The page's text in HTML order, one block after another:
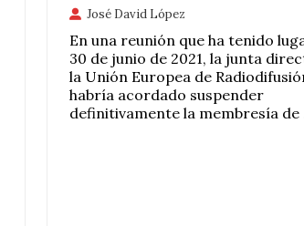
José David López
En una reunión que ha tenido
30 de junio de 2021, la junta
la Unión Europea de
habría acordado suspender
definitivamente la membresía de